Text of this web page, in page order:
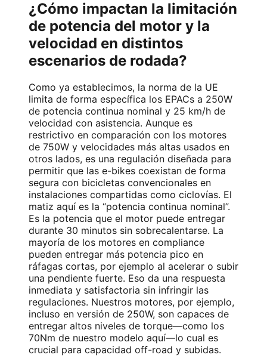
¿Cómo impactan la limitación
de potencia del motor y la
velocidad en distintos
escenarios de rodada?
Como ya establecimos, la norma de la UE
limita de forma específica los EPACs a 250W
de potencia continua nominal y 25 km/h de
velocidad con asistencia. Aunque es
restrictivo en comparación con los motores
de 750W y velocidades más altas usados en
otros lados, es una regulación diseñada para
permitir que las e-bikes coexistan de forma
segura con bicicletas convencionales en
instalaciones compartidas como ciclovías. El
matiz aquí es la “potencia continua nominal”.
Es la potencia que el motor puede entregar
durante 30 minutos sin sobrecalentarse. La
mayoría de los motores en compliance
pueden entregar más potencia pico en
ráfagas cortas, por ejemplo al acelerar o subir
una pendiente fuerte. Eso da una respuesta
inmediata y satisfactoria sin infringir las
regulaciones. Nuestros motores, por ejemplo,
incluso en versión de 250W, son capaces de
entregar altos niveles de torque—como los
70Nm de nuestro modelo aquí—lo cual es
crucial para capacidad off-road y subidas.